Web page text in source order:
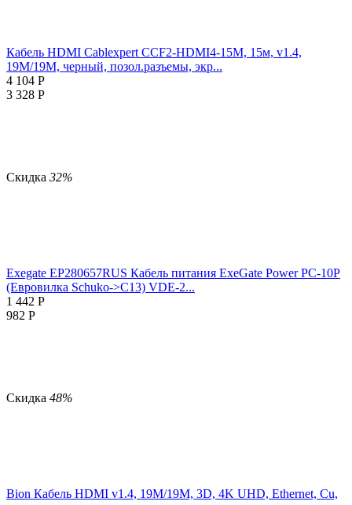
Кабель HDMI Cablexpert CCF2-HDMI4-15M, 15м, v1.4,
19M/19M, черный, позол.разъемы, экр...
4 104 Р
3 328 Р
Скидка 32%
Exegate EP280657RUS Кабель питания ExeGate Power PC-10P
(Евровилка Schuko->С13) VDE-2...
1 442 Р
982 Р
Скидка 48%
Bion Кабель HDMI v1.4, 19M/19M, 3D, 4K UHD, Ethernet, Cu,